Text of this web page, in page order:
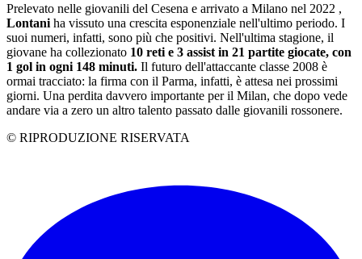
Prelevato nelle giovanili del Cesena e arrivato a Milano nel 2022 ,
Lontani ha vissuto una crescita esponenziale nell'ultimo periodo. I
suoi numeri, infatti, sono più che positivi. Nell'ultima stagione, il
giovane ha collezionato 10 reti e 3 assist in 21 partite giocate, con
1 gol in ogni 148 minuti. Il futuro dell'attaccante classe 2008 è
ormai tracciato: la firma con il Parma, infatti, è attesa nei prossimi
giorni. Una perdita davvero importante per il Milan, che dopo vede
andare via a zero un altro talento passato dalle giovanili rossonere.
© RIPRODUZIONE RISERVATA